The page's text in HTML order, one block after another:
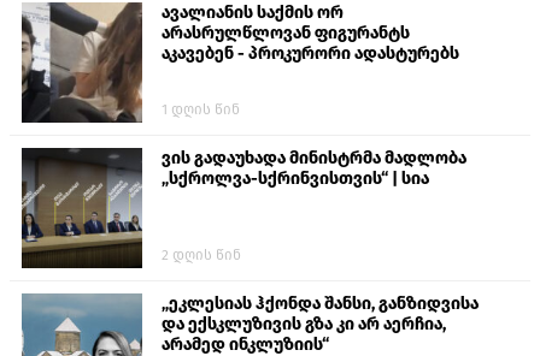
ავალიანის საქმის ორ
არასრულწლოვან ფიგურანტს
აკავებენ - პროკურორი ადასტურებს
1 დღის წინ
ვის გადაუხადა მინისტრმა მადლობა
„სქროლვა-სქრინვისთვის“ | სია
2 დღის წინ
„ეკლესიას ჰქონდა შანსი, განზიდვისა
და ექსკლუზივის გზა კი არ აერჩია,
არამედ ინკლუზიის“